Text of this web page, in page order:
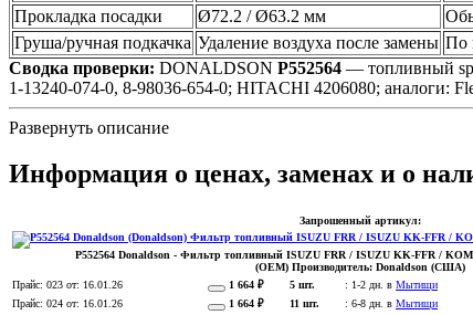
Прокладка посадки
Ø72.2 / Ø63.2 мм
Груша/ручная подкачка Удаление воздуха после замены По
Сводка проверки: DONALDSON P552564 — топливный
1-13240-074-0, 8-98036-654-0; HITACHI 4206080; аналоги:
Развернуть описание
Информация о ценах, заменах и о
Запрошенный артикул:
P552564 Donaldson - Фильтр топливный ISUZU FRR / ISUZU KK-FFR /
(OEM)Производитель: Donaldson (США)
Прайс: 023 от: 16.01.26 1 664 ₽ 5 шт. : 1-2 дн. в Мытищи
Прайс: 024 от: 16.01.26 1 664 ₽ 11 шт. : 6-8 дн. в Мытищи